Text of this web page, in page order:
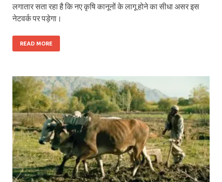
लगातार सता रहा है कि नए कृषि कानूनों के लागू होने का सीधा असर इस
नेटवर्क पर पड़ेगा।
READ MORE